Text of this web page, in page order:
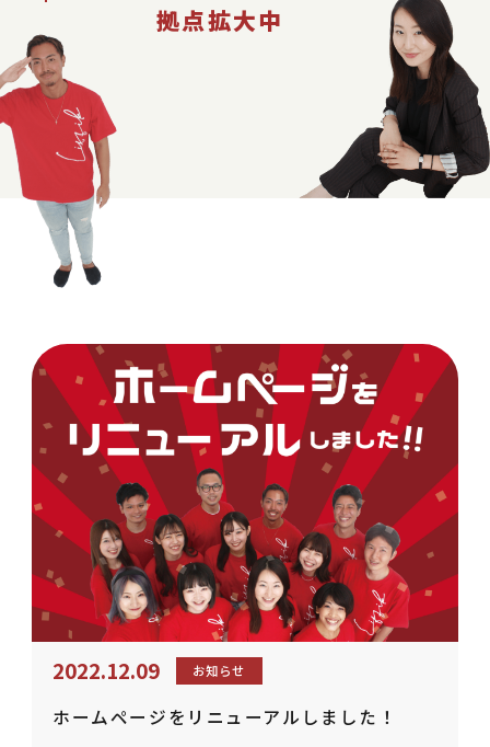
拠点拡大中
2022.12.09 お知らせ
ホームページをリニューアルしました！